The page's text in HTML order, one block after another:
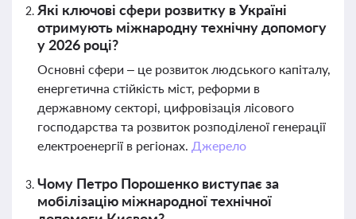
Які ключові сфери розвитку в Україні
отримують міжнародну технічну допомогу
у 2026 році?
Основні сфери – це розвиток людського капіталу,
енергетична стійкість міст, реформи в
державному секторі, цифровізація лісового
господарства та розвиток розподіленої генерації
електроенергії в регіонах. Джерело
Чому Петро Порошенко виступає за
мобілізацію міжнародної технічної